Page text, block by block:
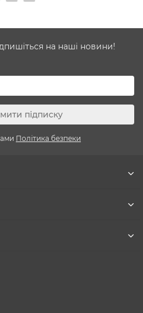
на наші новини!
підписку
Політика безпеки